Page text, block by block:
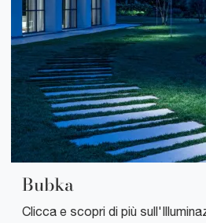
Bubka